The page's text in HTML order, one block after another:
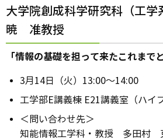
大学院創成科学研究科（工
暁 准教授
「情報の基礎を担って来たこれまで
3月14日（火）13:00～14:00
工学部E講義棟 E21講義室（ハイ
＜問い合わせ先＞
知能情報工学科・教授 多田村